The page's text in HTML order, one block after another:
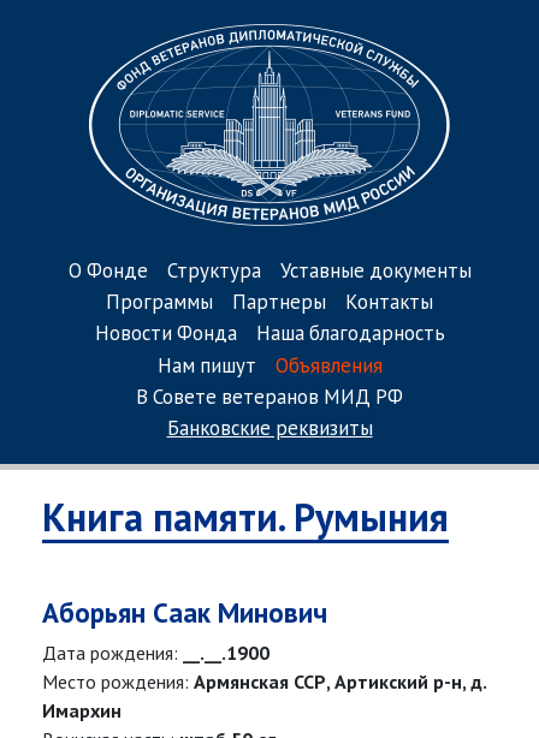
О Фонде Структура
Уставные документы
Программы
Партнеры
Контакты
Новости Фонда
Наша благодарность
Нам пишут
Объявления
В Совете ветеранов МИД РФ
Банковские реквизиты
Книга памяти. Румыния
Аборьян Саак Минович
Дата рождения:
__.__.1900
Место рождения: Армянская ССР, Артикский р-н, д.
Имархин